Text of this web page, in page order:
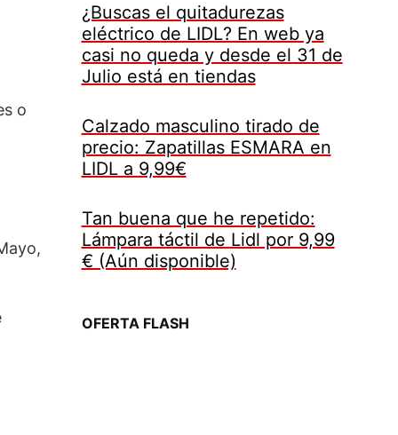
o
¿Buscas el quitadurezas
eléctrico de LIDL? En web ya
casi no queda y desde el 31 de
Julio está en tiendas
Calzado masculino tirado de
precio: Zapatillas ESMARA en
LIDL a 9,99€
Tan buena que he repetido:
Lámpara táctil de Lidl por 9,99
€ (Aún disponible)
OFERTA FLASH